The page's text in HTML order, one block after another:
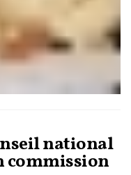
national
commission